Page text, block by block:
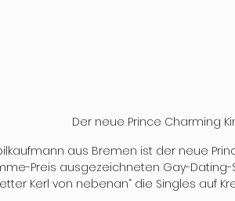
Der neue Prince Charming
aus Bremen ist der neue
Preis ausgezeichneten Gay-
Kerl von nebenan“ die Singles auf